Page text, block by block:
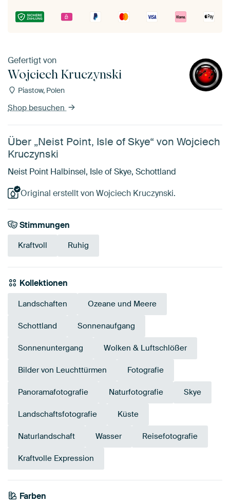
Gefertigt von
Wojciech Kruczynski
Piastow, Polen
Shop besuchen
Über „Neist Point, Isle of Skye“ von Wojciech
Kruczynski
Neist Point Halbinsel, Isle of Skye, Schottland
Original erstellt von Wojciech Kruczynski.
Stimmungen
Kraftvoll Ruhig
Kollektionen
Landschaften Ozeane und Meere
Schottland Sonnenaufgang
Sonnenuntergang Wolken & Luftschlößer
Bilder von Leuchttürmen Fotografie
Panoramafotografie Naturfotografie Skye
Landschaftsfotografie Küste
Naturlandschaft Wasser Reisefotografie
Kraftvolle Expression
Farben
Grau
Bronze
Anthrazit